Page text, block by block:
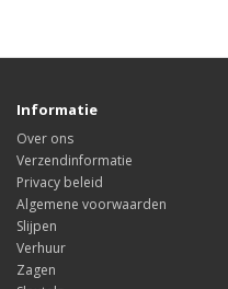
Informatie
Over ons
Verzendinformatie
Privacy beleid
Algemene voorwaarden
Slijpen
Verhuur
Zagen